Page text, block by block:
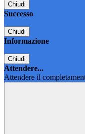
Chiudi
Successo
Chiudi
Informazione
Chiudi
Attendere...
Attendere il